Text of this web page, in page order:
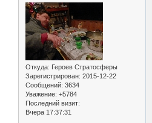
Откуда: Героев Стратосферы
Зарегистрирован: 2015-12-22
Сообщений: 3634
Уважение: +5784
Последний визит:
Вчера 17:37:31